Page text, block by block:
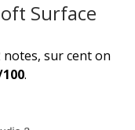
Surface
notes, sur cent on
.